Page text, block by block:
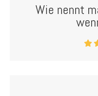
Wie nennt